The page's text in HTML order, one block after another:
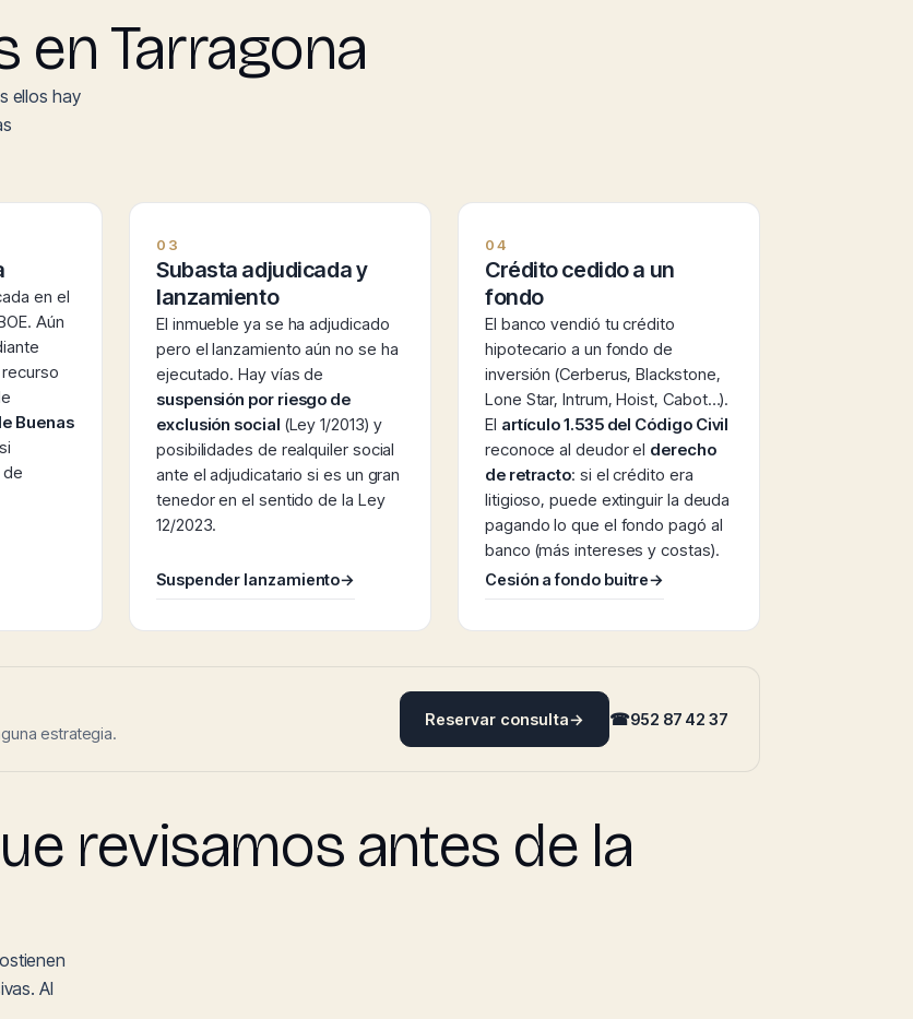
en Tarragona
ellos hay
en el
Aún
Buenas
03
Subasta adjudicada y
lanzamiento
El inmueble ya se ha adjudicado
pero el lanzamiento aún no se ha
ejecutado. Hay vías de
suspensión por riesgo de
exclusión social (Ley 1/2013) y
posibilidades de realquiler social
ante el adjudicatario si es un gran
tenedor en el sentido de la Ley
12/2023.
Suspender lanzamiento→
04
Crédito cedido a un
fondo
El banco vendió tu crédito
hipotecario a un fondo de
inversión (Cerberus, Blackstone,
Lone Star, Intrum, Hoist, Cabot…).
El artículo 1.535 del Código Civil
reconoce al deudor el derecho
de retracto: si el crédito era
litigioso, puede extinguir la deuda
pagando lo que el fondo pagó al
banco (más intereses y costas).
Cesión a fondo buitre→
estrategia.
Reservar consulta→ ☎952 87 42 37
revisamos antes de la
Al